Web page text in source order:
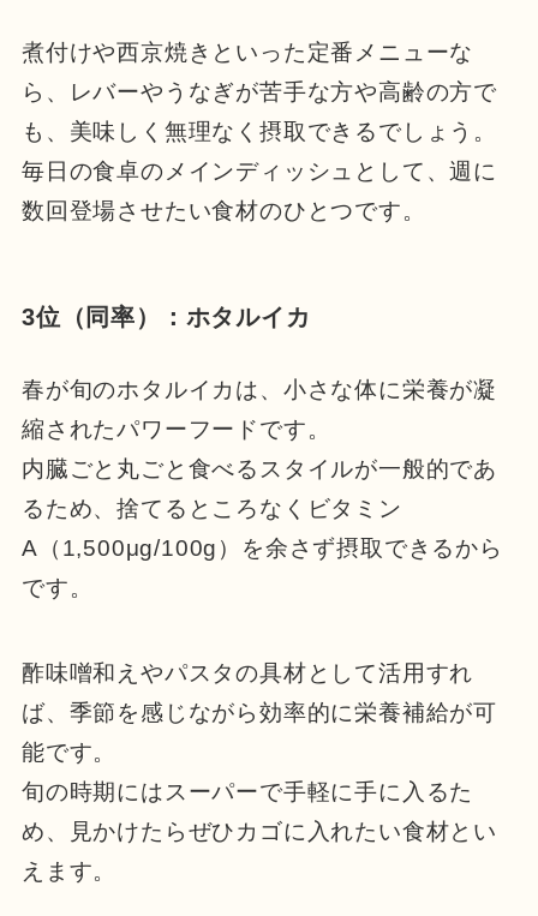
煮付けや西京焼きといった定番メニューな
ら、レバーやうなぎが苦手な方や高齢の方で
も、美味しく無理なく摂取できるでしょう。
毎日の食卓のメインディッシュとして、週に
数回登場させたい食材のひとつです。
3位（同率）：ホタルイカ
春が旬のホタルイカは、小さな体に栄養が凝
縮されたパワーフードです。
内臓ごと丸ごと食べるスタイルが一般的であ
るため、捨てるところなくビタミン
A（1,500μg/100g）を余さず摂取できるから
です。
酢味噌和えやパスタの具材として活用すれ
ば、季節を感じながら効率的に栄養補給が可
能です。
旬の時期にはスーパーで手軽に手に入るた
め、見かけたらぜひカゴに入れたい食材とい
えます。